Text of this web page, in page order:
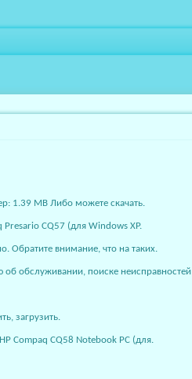
1.39 MB Либо можете скачать.
CQ57 (для Windows XP.
Обратите внимание, что на таких.
обслуживании, поиске
загрузить.
Compaq CQ58 Notebook PC (для.